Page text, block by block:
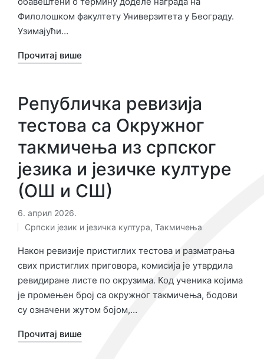
Филолошком факултету Универзитета у Београду.
Узимајући…
Прочитај више
Републичка ревизија
тестова са Окружног
такмичења из српског
језика и језичке културе
(ОШ и СШ)
6. април 2026.
Објављено
у
Српски језик и језичка култура, Такмичења
Након ревизије пристиглих тестова и разматрања
свих пристиглих приговора, комисија је утврдила
ревидиране листе по окрузима. Код ученика којима
је промењен број са окружног такмичења, бодови
су означени жутом бојом,…
Прочитај више